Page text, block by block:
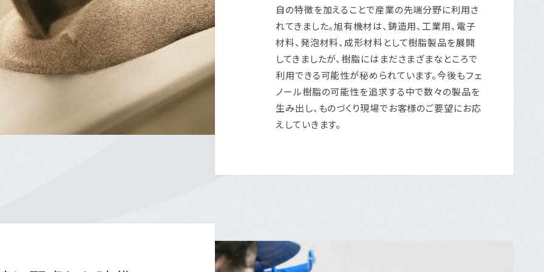
自の特徴を加えることで産業の先端分野に利用さ
れてきました。旭有機材は、鋳造用、工業用、電子
材料、発泡材料、成形材料として樹脂製品を展開
してきましたが、樹脂にはまださまざまなところで
利用できる可能性が秘められています。今後もフェ
ノール樹脂の可能性を追求する中で数々の製品を
生み出し、ものづくり現場でお客様のご要望にお応
えしていきます。